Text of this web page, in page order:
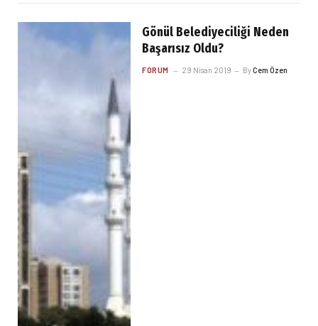
Gönül Belediyeciliği Neden
Başarısız Oldu?
FORUM 29 Nisan 2019 ByCem Özen